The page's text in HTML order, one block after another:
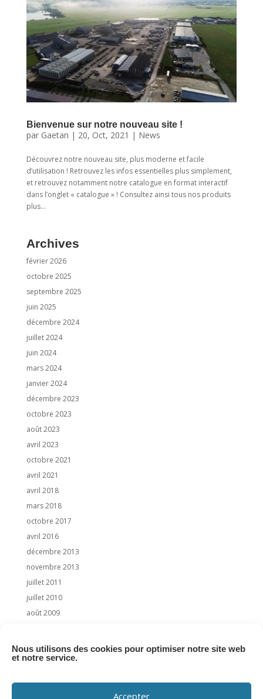
Nous utilisons des cookies pour optimiser notre site web
et notre service.
Accepter
Bienvenue sur notre nouveau site !
par Gaetan | 20, Oct, 2021 | News
Découvrez notre nouveau site, plus moderne et facile
d’utilisation ! Retrouvez les infos essentielles plus simplement,
et retrouvez notamment notre catalogue en format interactif
dans l’onglet « catalogue » ! Consultez ainsi tous nos produits
plus...
Archives
février 2026
octobre 2025
septembre 2025
juin 2025
décembre 2024
juillet 2024
juin 2024
mars 2024
janvier 2024
décembre 2023
octobre 2023
août 2023
avril 2023
octobre 2021
avril 2021
avril 2018
mars 2018
octobre 2017
avril 2016
décembre 2013
novembre 2013
juillet 2011
juillet 2010
août 2009
juin 2009